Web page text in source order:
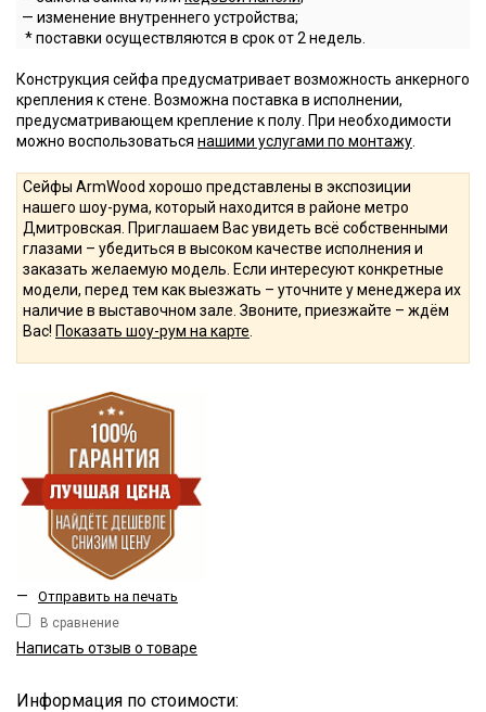
— изменение внутреннего устройства;
* поставки осуществляются в срок от 2 недель.
Конструкция сейфа предусматривает возможность анкерного
крепления к стене. Возможна поставка в исполнении,
предусматривающем крепление к полу. При необходимости
можно воспользоваться нашими услугами по монтажу
Сейфы ArmWood хорошо представлены в экспозиции
нашего шоу-рума, который находится в районе метро
Дмитровская. Приглашаем Вас увидеть всё собственными
глазами – убедиться в высоком качестве исполнения и
заказать желаемую модель. Если интересуют конкретные
модели, перед тем как выезжать – уточните у менеджера их
наличие в выставочном зале. Звоните, приезжайте – ждём
Вас! Показать шоу-рум на карте
— Отправить на печать
В сравнение
Написать отзыв о товаре
Информация по стоимости: